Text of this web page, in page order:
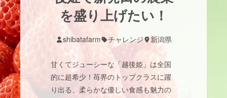
アート・写真
テクノロジー・ガジェット
映像・映画
を盛り上げたい！
shibatafarm チャレンジ 新潟県
甘くてジューシーな「越後姫」は全国
的に超希少！苺界のトップクラスに躍
り出る、柔らかな優しい食感も魅力の